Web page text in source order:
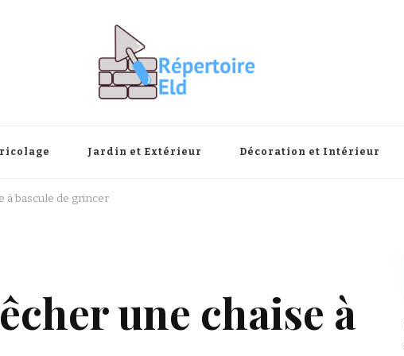
Jardin et Extérieur Décoration et Intérieur
à bascule de grincer
une chaise à